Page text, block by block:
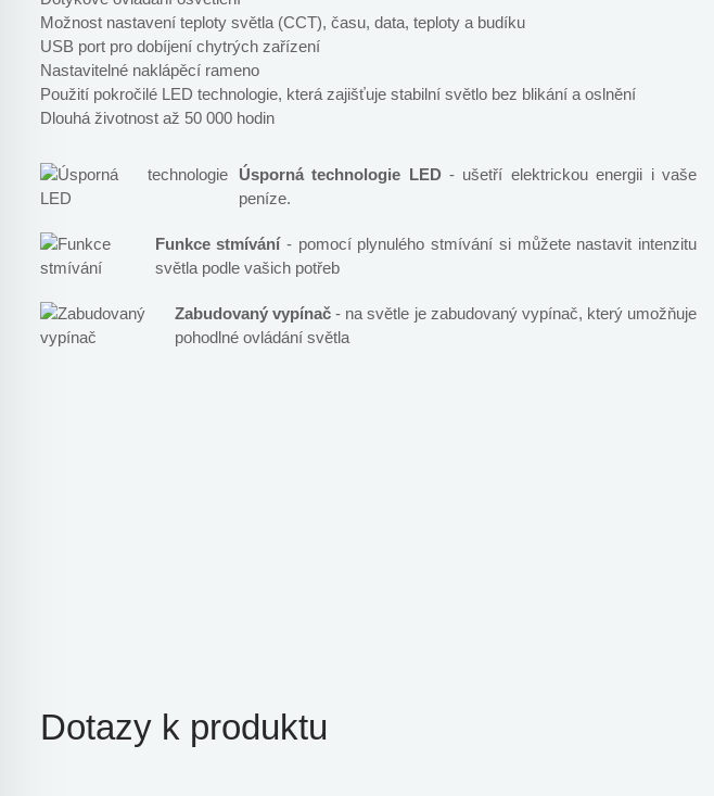
Možnost nastavení teploty světla (CCT), času, data, teploty a budíku
USB port pro dobíjení chytrých zařízení
Nastavitelné naklápěcí rameno
Použití pokročilé LED technologie, která zajišťuje stabilní světlo bez blikání a oslnění
Dlouhá životnost až 50 000 hodin
Úsporná technologie LED- ušetří elektrickou energii i vaše
peníze.
Funkce stmívání- pomocí plynulého stmívání si můžete nastavit intenzitu
světla podle vašich potřeb
Zabudovaný vypínač - na světle je zabudovaný vypínač, který umožňuje
pohodlné ovládání světla
Dotazy k produktu